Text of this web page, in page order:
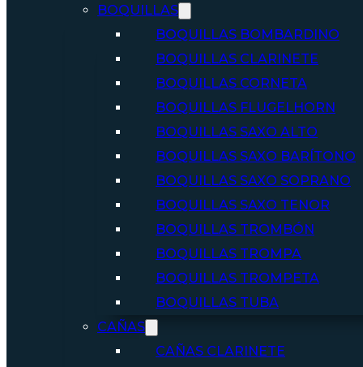
BOQUILLAS
BOQUILLAS BOMBARDINO
BOQUILLAS CLARINETE
BOQUILLAS CORNETA
BOQUILLAS FLUGELHORN
BOQUILLAS SAXO ALTO
BOQUILLAS SAXO BARÍTONO
BOQUILLAS SAXO SOPRANO
BOQUILLAS SAXO TENOR
BOQUILLAS TROMBÓN
BOQUILLAS TROMPA
BOQUILLAS TROMPETA
BOQUILLAS TUBA
CAÑAS
CAÑAS CLARINETE